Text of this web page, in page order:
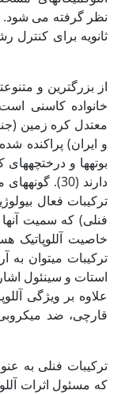
نظر گرفته می شود.
ثانویه برای کنترل
خانواده کاسنی
معتدل کره زمین
بوته­ها و
دارند (30).
ترکیبات فعال
فنلی) که سمیت
ترکیبات می­توان به
علاوه بر ویژگی
قارچی، ضد
ترکیبات فنلی به